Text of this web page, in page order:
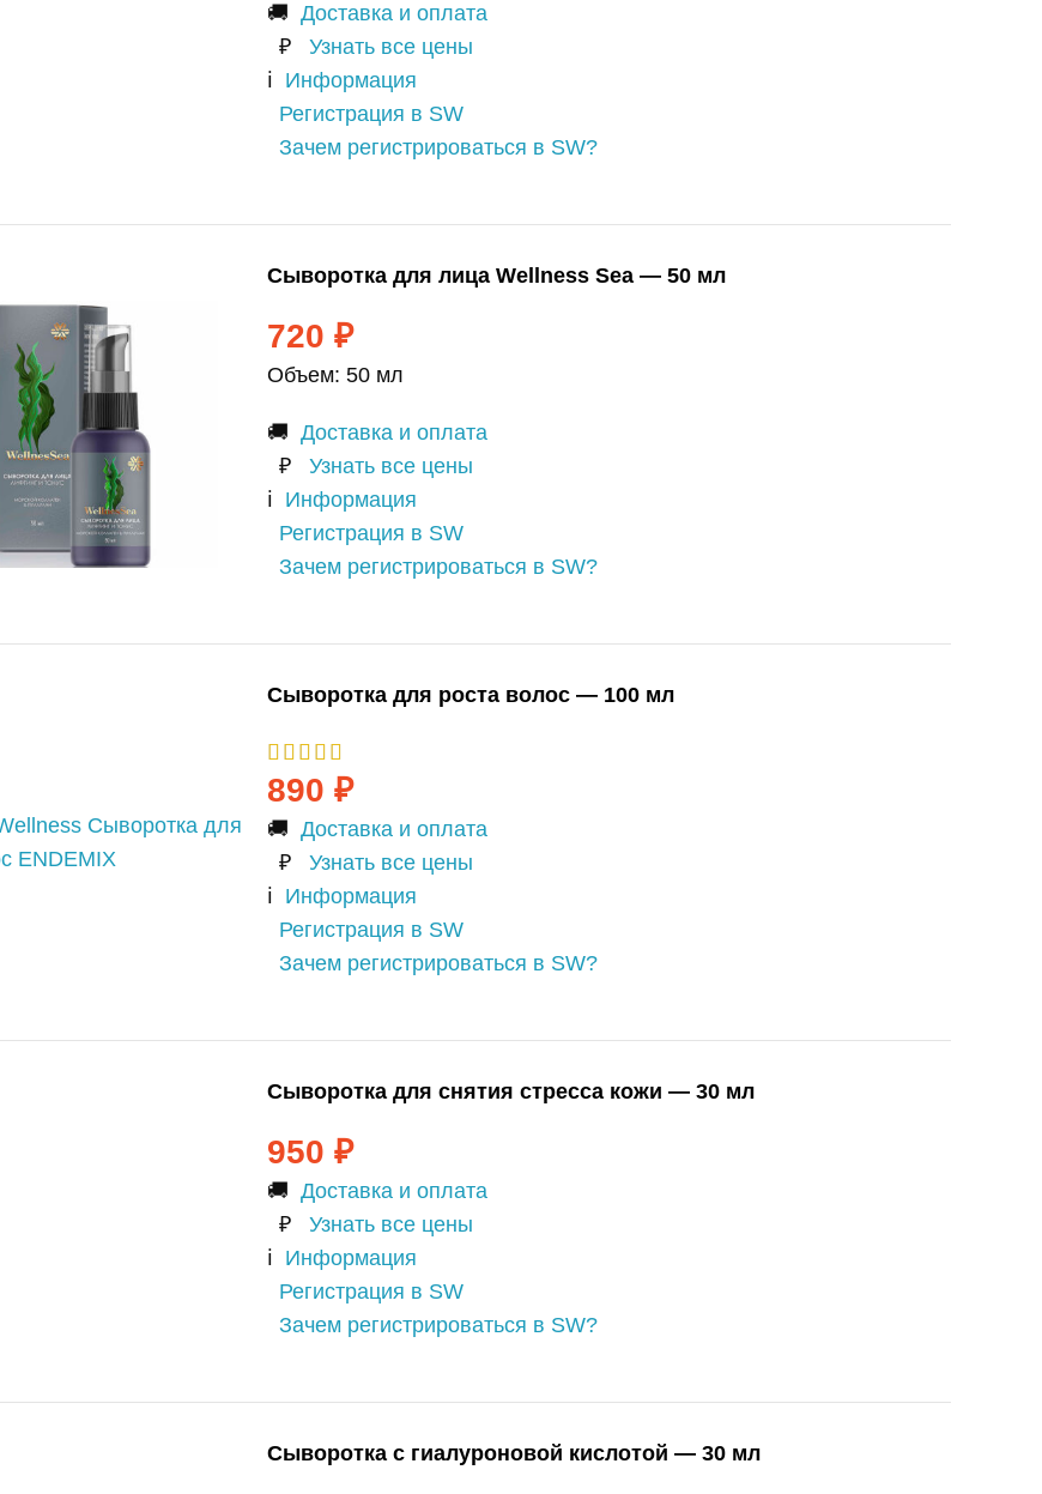
🚚 Доставка и оплата
₽ Узнать все цены
ℹ️ Информация
Регистрация в SW
Зачем регистрироваться в SW?
Сыворотка для лица Wellness Sea — 50 мл
720 ₽
Объем: 50 мл
🚚 Доставка и оплата
₽ Узнать все цены
ℹ️ Информация
Регистрация в SW
Зачем регистрироваться в SW?
Сыворотка для роста волос — 100 мл
890 ₽
🚚 Доставка и оплата
₽ Узнать все цены
ℹ️ Информация
Регистрация в SW
Зачем регистрироваться в SW?
Сыворотка для снятия стресса кожи — 30 мл
950 ₽
🚚 Доставка и оплата
₽ Узнать все цены
ℹ️ Информация
Регистрация в SW
Зачем регистрироваться в SW?
Сыворотка с гиалуроновой кислотой — 30 мл